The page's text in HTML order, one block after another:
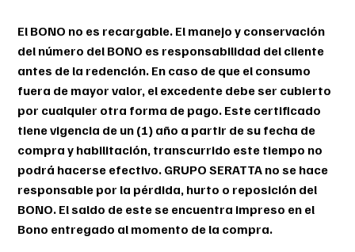
El BONO no es recargable. El manejo y conservación
del número del BONO es responsabilidad del cliente
antes de la redención. En caso de que el consumo
fuera de mayor valor, el excedente debe ser cubierto
por cualquier otra forma de pago. Este certificado
tiene vigencia de un (1) año a partir de su fecha de
compra y habilitación, transcurrido este tiempo no
podrá hacerse efectivo. GRUPO SERATTA no se hace
responsable por la pérdida, hurto o reposición del
BONO. El saldo de este se encuentra impreso en el
Bono entregado al momento de la compra.